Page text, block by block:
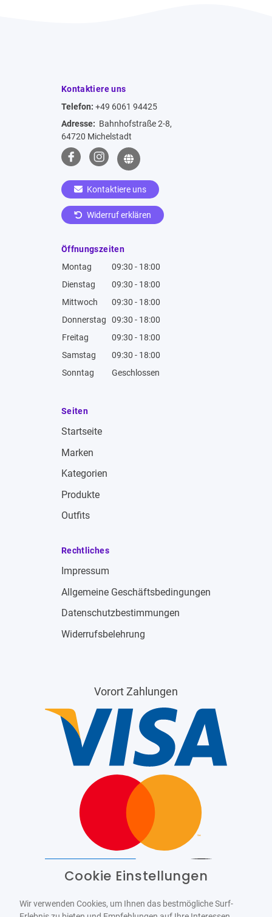
Kontaktiere uns
Telefon: +49 6061 94425
Adresse: Bahnhofstraße 2-8,
64720 Michelstadt
Kontaktiere uns
Widerruf erklären
Öffnungszeiten
Montag
09:30 - 18:00
Dienstag
09:30 - 18:00
Mittwoch
09:30 - 18:00
Donnerstag
09:30 - 18:00
Freitag
09:30 - 18:00
Samstag
09:30 - 18:00
Sonntag
Geschlossen
Seiten
Startseite
Marken
Kategorien
Produkte
Outfits
Rechtliches
Impressum
Allgemeine Geschäftsbedingungen
Datenschutzbestimmungen
Widerrufsbelehrung
Vorort Zahlungen
WCAG-2.1-AA
Cookie Einstellungen
Wir verwenden Cookies, um Ihnen das bestmögliche Surf-